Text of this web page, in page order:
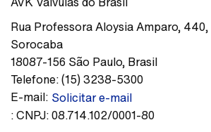
Rua Professora Aloysia Amparo, 440,
Sorocaba
18087-156 São Paulo, Brasil
Telefone:(15) 3238-5300
E-mail: Solicitar e-mail
:CNPJ: 08.714.102/0001-80